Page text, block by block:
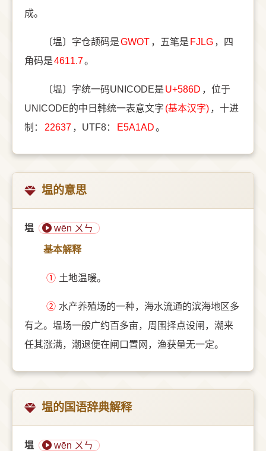
成。
〔塭〕字仓颉码是GWOT ，五笔是 FJLG ，四
角码是4611.7。
〔塭〕字统一码UNICODE是 U+586D ，位于
UNICODE的中日韩统一表意文字 (基本汉字) ，十进
制：
22637 ，UTF8： E5A1AD。
塭的意思
塭 wēn ㄨㄣ
基本解释
① 土地温暖。
② 水产养殖场的一种，海水流通的滨海地区多
有之。塭场一般广约百多亩，周围择点设闸，潮来
任其涨满，潮退便在闸口置网，渔获量无一定。
塭的国语辞典解释
塭 wēn ㄨㄣ